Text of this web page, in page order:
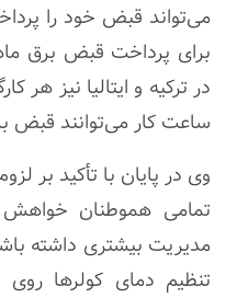
می‌تواند قبض خود را
ساعت کار می‌توانند قبض
وی در پایان با تأکید بر
تمامی هموطنان
مدیریت بیشتری داشته